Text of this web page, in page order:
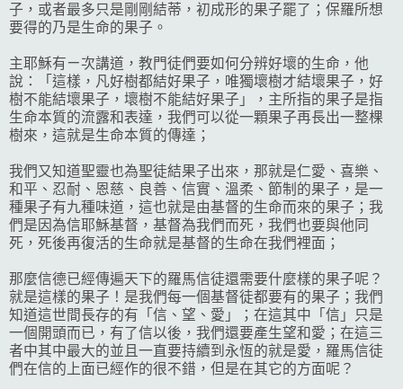
子，或者最多只是剛剛結蒂，初成形的果子罷了；保羅所想
要得的乃是生命的果子。
主耶穌有ㄧ次講道，教門徒們要如何分辨好壞的生命，他
說：「這樣，凡好樹都結好果子，唯獨壞樹才結壞果子，好
樹不能結壞果子，壞樹不能結好果子」，主所指的果子是指
生命本質的流露和表達，我們可以從一顆果子再長出一整棵
樹來，這就是生命本質的傳達；
我們又知道聖靈也為聖徒結果子出來，那就是仁愛、喜樂、
和平、忍耐、恩慈、良善、信實、溫柔、節制的果子，是一
種果子有九種味道，這也就是由基督的生命而來的果子；我
們是因為信耶穌基督，基督為我們而死，我們也要與他同
死，死後再復活的生命就是基督的生命在我們裡面；
那麼信德已經傳遍天下的羅馬信徒還需要什麼樣的果子呢？
就是這樣的果子！是我們每一個基督徒都要有的果子；我們
知道這世間長存的有「信、望、愛」；在這其中「信」只是
一個開頭而已，有了信以後，我們還要產生望和愛；在這三
者中其中最大的並且一直要持續到永恆的就是愛，羅馬信徒
們在信的上面已經作的很不錯，但是在其它的方面呢？